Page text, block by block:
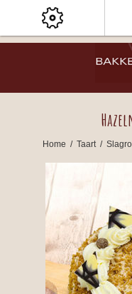
Home / Taart /